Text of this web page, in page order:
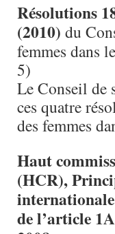
Résolutions
(2010) du
femmes dans
5)
Le Conseil de
ces quatre
des femmes
Haut
(HCR),
de l’article